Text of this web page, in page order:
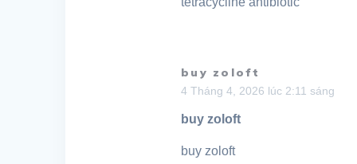
buy zoloft
4 Tháng 4, 2026 lúc 2:11 sáng
buy zoloft
buy zoloft